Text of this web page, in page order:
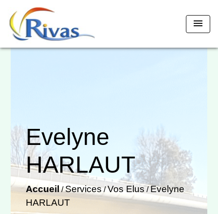
menu
Evelyne
HARLAUT
Accueil/Services/Vos Elus /Evelyne
HARLAUT